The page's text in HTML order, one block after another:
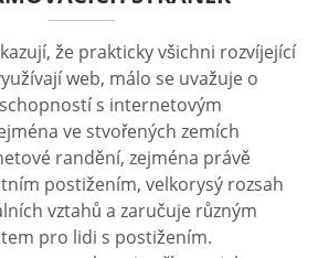
že prakticky všichni rozvíjející
web, málo se uvažuje o
s internetovým
ve stvořených zemích
randění, zejména právě
postižením, velkorysý rozsah
vztahů a zaručuje různým
pro lidi s postižením.